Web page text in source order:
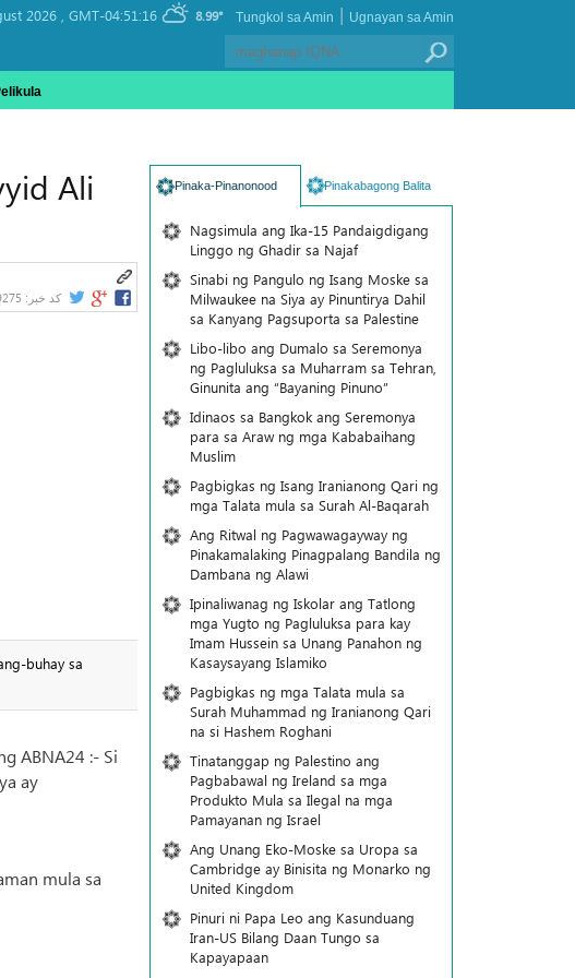
2026 , GMT-04:51:16 8.99° Ugnayan sa Amin
|
Tungkol sa Amin
Ali
کد خبر:
buhay sa
ABNA24 :- Si
ay
mula sa
Pinaka-Pinanonood Pinakabagong Balita
Nagsimula ang Ika-15 Pandaigdigang
Linggo ng Ghadir sa Najaf
Sinabi ng Pangulo ng Isang Moske sa
Milwaukee na Siya ay Pinuntirya Dahil
sa Kanyang Pagsuporta sa Palestine
Libo-libo ang Dumalo sa Seremonya
ng Pagluluksa sa Muharram sa Tehran,
Ginunita ang “Bayaning Pinuno”
Idinaos sa Bangkok ang Seremonya
para sa Araw ng mga Kababaihang
Muslim
Pagbigkas ng Isang Iranianong Qari ng
mga Talata mula sa Surah Al-Baqarah
Ang Ritwal ng Pagwawagayway ng
Pinakamalaking Pinagpalang Bandila ng
Dambana ng Alawi
Ipinaliwanag ng Iskolar ang Tatlong
mga Yugto ng Pagluluksa para kay
Imam Hussein sa Unang Panahon ng
Kasaysayang Islamiko
Pagbigkas ng mga Talata mula sa
Surah Muhammad ng Iranianong Qari
na si Hashem Roghani
Tinatanggap ng Palestino ang
Pagbabawal ng Ireland sa mga
Produkto Mula sa Ilegal na mga
Pamayanan ng Israel
Ang Unang Eko-Moske sa Uropa sa
Cambridge ay Binisita ng Monarko ng
United Kingdom
Pinuri ni Papa Leo ang Kasunduang
Iran-US Bilang Daan Tungo sa
Kapayapaan